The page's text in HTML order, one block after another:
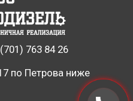
763 84 26
по Петрова ниже